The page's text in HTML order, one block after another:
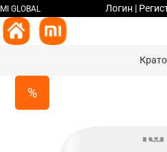
MI GLOBAL Логин |
%